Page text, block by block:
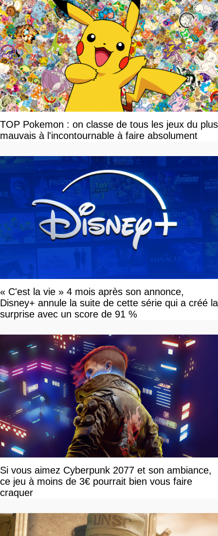
TOP Pokemon : on classe de tous les jeux du plus
mauvais à l'incontournable à faire absolument
« C'est la vie » 4 mois après son annonce,
Disney+ annule la suite de cette série qui a créé la
surprise avec un score de 91 %
Si vous aimez Cyberpunk 2077 et son ambiance,
ce jeu à moins de 3€ pourrait bien vous faire
craquer